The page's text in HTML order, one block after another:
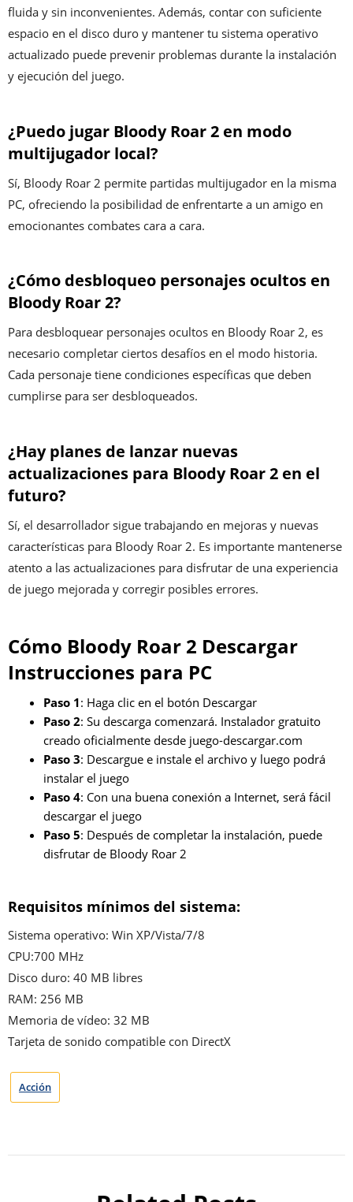
fluida y sin inconvenientes. Además, contar con suficiente
espacio en el disco duro y mantener tu sistema operativo
actualizado puede prevenir problemas durante la instalación
y ejecución del juego.
¿Puedo jugar Bloody Roar 2 en modo
multijugador local?
Sí, Bloody Roar 2 permite partidas multijugador en la misma
PC, ofreciendo la posibilidad de enfrentarte a un amigo en
emocionantes combates cara a cara.
¿Cómo desbloqueo personajes ocultos en
Bloody Roar 2?
Para desbloquear personajes ocultos en Bloody Roar 2, es
necesario completar ciertos desafíos en el modo historia.
Cada personaje tiene condiciones específicas que deben
cumplirse para ser desbloqueados.
¿Hay planes de lanzar nuevas
actualizaciones para Bloody Roar 2 en el
futuro?
Sí, el desarrollador sigue trabajando en mejoras y nuevas
características para Bloody Roar 2. Es importante mantenerse
atento a las actualizaciones para disfrutar de una experiencia
de juego mejorada y corregir posibles errores.
Cómo Bloody Roar 2 Descargar
Instrucciones para PC
Paso 1: Haga clic en el botón Descargar
Paso 2: Su descarga comenzará. Instalador gratuito
creado oficialmente desde juego-descargar.com
Paso 3: Descargue e instale el archivo y luego podrá
instalar el juego
Paso 4: Con una buena conexión a Internet, será fácil
descargar el juego
Paso 5: Después de completar la instalación, puede
disfrutar de Bloody Roar 2
Requisitos mínimos del sistema:
Sistema operativo: Win XP/Vista/7/8
CPU:700 MHz
Disco duro: 40 MB libres
RAM: 256 MB
Memoria de vídeo: 32 MB
Tarjeta de sonido compatible con DirectX
Acción